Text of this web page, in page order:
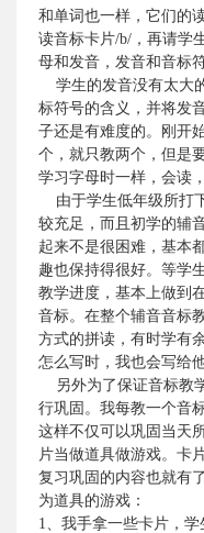
和单词也一样，它们的
读音标卡片/b/ ，再请学
母和发音，发音和音标
学生的发音没有太大
标符号的含义，并将发
子还是有难度的。刚开
个，就只教两个，但是
学习字母时一样，会读
由于学生低年级所打
较充足，而且初学的辅
起来不是很困难，基本
趣也保持得很好。等学
教学进度，基本上做到
音标。在整个辅音音标
方式的拼读，有时学有
怎么写时，我也会写给
另外为了保证音标教
行巩固。我每教一个音
这样不仅可以巩固当天
片当做道具做游戏。卡
复习巩固的内容也就有
为道具的游戏：
1、我手拿一些卡片，